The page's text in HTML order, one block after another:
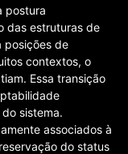
postura
das estruturas de
posições de
contextos, o
Essa transição
sistema.
associados à
do status